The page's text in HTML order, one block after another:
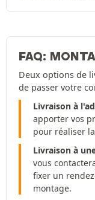
FAQ:
Deux options de
de passer votre
Livraison à
apporter vos
pour réaliser
Livraison à
vous
fixer un
montage.